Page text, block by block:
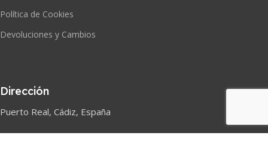
Política de Cookies
Devoluciones y Cambios
Dirección
Puerto Real, Cádiz, España